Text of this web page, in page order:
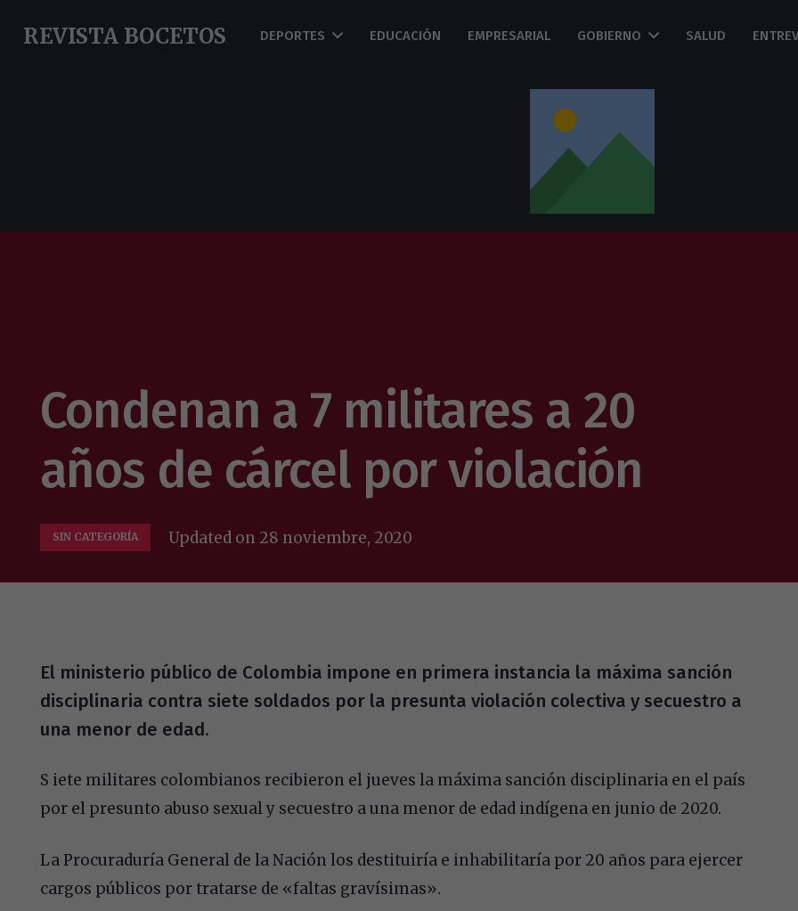
REVISTA BOCETOS DEPORTES EDUCACIÓN EMPRESARIAL GOBIERNO SALUD
Condenan a 7 militares a 20
años de cárcel por violación
SIN CATEGORÍA Updated on 28 noviembre, 2020
El ministerio público de Colombia impone en primera instancia la máxima sanción
disciplinaria contra siete soldados por la presunta violación colectiva y secuestro a
una menor de edad.
S iete militares colombianos recibieron el jueves la máxima sanción disciplinaria en el país
por el presunto abuso sexual y secuestro a una menor de edad indígena en junio de 2020.
La Procuraduría General de la Nación los destituiría e inhabilitaría por 20 años para ejercer
cargos públicos por tratarse de «faltas gravísimas».